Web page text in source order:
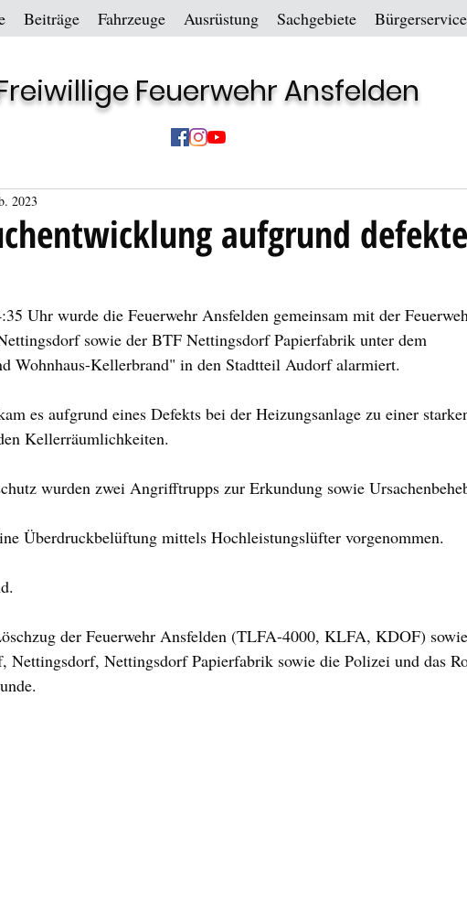
Beiträge Fahrzeuge Ausrüstung Sachgebiete Bürgerservice
Feuerwehr Ansfelden
aufgrund
2023
Uhr wurde die Feuerwehr Ansfelden gemeinsam mit der
sowie der BTF Nettingsdorf Papierfabrik unter dem
Wohnhaus-Kellerbrand" in den Stadtteil Audorf alarmiert.
es aufgrund eines Defekts bei der Heizungsanlage zu einer
Kellerräumlichkeiten.
wurden zwei Angrifftrupps zur Erkundung sowie
Überdruckbelüftung mittels Hochleistungslüfter vorgenommen.
der Feuerwehr Ansfelden (TLFA-4000, KLFA, KDOF)
Nettingsdorf, Nettingsdorf Papierfabrik sowie die Polizei und das